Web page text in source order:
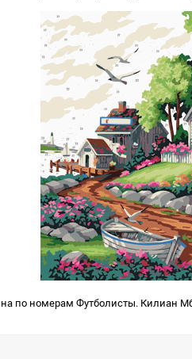
по номерам Футболисты. Килиан